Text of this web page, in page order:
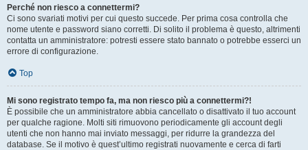
Perché non riesco a connettermi?
Ci sono svariati motivi per cui questo succede. Per prima cosa controlla che
nome utente e password siano corretti. Di solito il problema è questo, altrimenti
contatta un amministratore: potresti essere stato bannato o potrebbe esserci un
errore di configurazione.
Top
Mi sono registrato tempo fa, ma non riesco più a connettermi?!
È possibile che un amministratore abbia cancellato o disattivato il tuo account
per qualche ragione. Molti siti rimuovono periodicamente gli account degli
utenti che non hanno mai inviato messaggi, per ridurre la grandezza del
database. Se il motivo è quest’ultimo registrati nuovamente e cerca di farti